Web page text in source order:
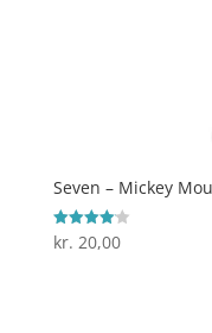
Seven – Mickey
Vurderet
4.1
kr. 20,00